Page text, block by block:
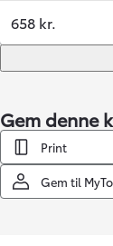
658 kr.
Gem denne
Print
Gem til